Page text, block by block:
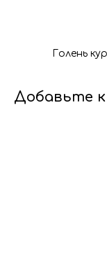
Голень
Добавьте к